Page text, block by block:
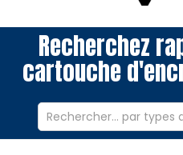
Recherchez
cartouche